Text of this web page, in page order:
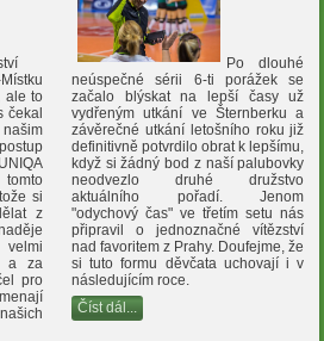
ale to
čekal
si
z
velmi
a za
pro
Po dlouhé
neúspečné sérii 6-ti porážek se
začalo blýskat na lepší časy už
vydřeným utkání ve Šternberku a
závěrečné utkání letošního roku již
definitivně potvrdilo obrat k lepšímu,
když si žádný bod z naší palubovky
neodvezlo druhé družstvo
aktuálního pořadí. Jenom
"odychový čas" ve třetím setu nás
připravil o jednoznačné vítězství
nad favoritem z Prahy. Doufejme, že
si tuto formu děvčata uchovají i v
následujícím roce.
Číst dál...